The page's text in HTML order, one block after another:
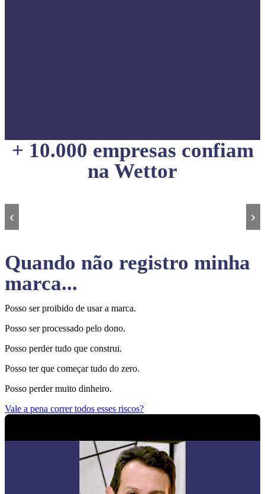
+ 10.000 empresas confiam
na Wettor
‹ ›
Quando não registro minha
marca...
Posso ser proibido de usar a marca.
Posso ser processado pelo dono.
Posso perder tudo que construi.
Posso ter que começar tudo do zero.
Posso perder muito dinheiro.
Vale a pena correr todos esses riscos?